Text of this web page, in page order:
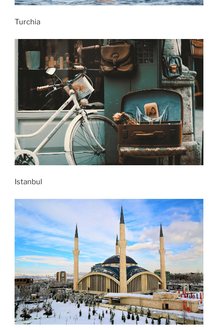
Turchia
Istanbul